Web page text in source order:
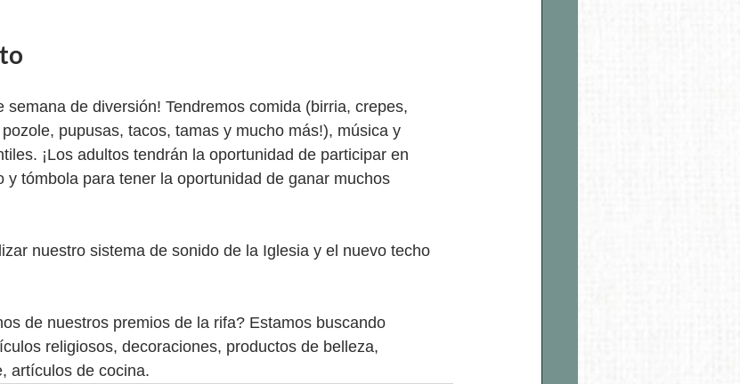
semana de diversión! Tendremos comida (birria, crepes,
pupusas, tacos, tamas y mucho más!), música y
¡Los adultos tendrán la oportunidad de participar en
y tómbola para tener la oportunidad de ganar muchos
nuestro sistema de sonido de la Iglesia y el nuevo techo
de nuestros premios de la rifa? Estamos buscando
religiosos, decoraciones, productos de belleza,
artículos de cocina.